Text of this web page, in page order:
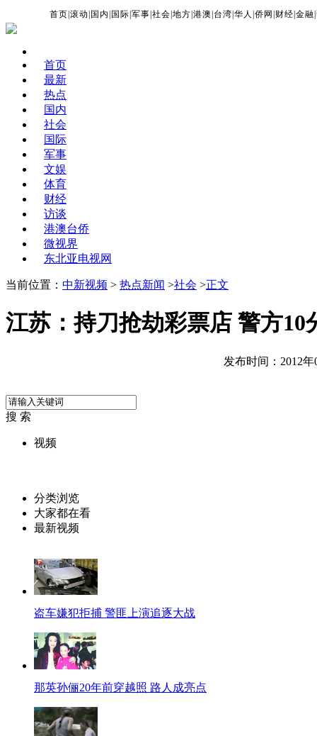
首页 |滚动 国内 国际 |军事 |社会 |地方 |港澳 台湾 |华人 |侨网 财经 |金融 |
首页
最新
热点
国内
社会
国际
军事
文娱
体育
财经
访谈
港澳台侨
微视界
东北亚电视网
当前位置： 中新视频 > 热点新闻 >社会 >正文
江苏：持刀抢劫彩票店 警方10
发布时间：2012年
搜 索
视频
分类浏览
大家都在看
最新视频
盗车嫌犯拒捕 警匪上演追逐大战
那英孙俪20年前穿越照 路人成亮点